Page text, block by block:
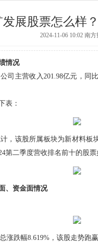
发展股票怎么样
2024-11-06 10:02 南
情况
主营收入201.98亿元，同
表：
该股所属板块为新材料板
第二季度营收排名前十的股
、资金面情况
跌幅8.619%，该股走势跑